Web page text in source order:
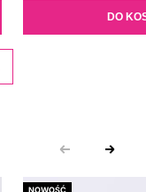
DO
NOWOŚĆ